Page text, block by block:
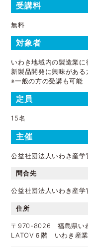
受講料
無料
対象者
いわき地域内の製造業
新製品開発に興味がある
※一般の方の受講も可能
定員
15名
主催
公益社団法人いわき産
問合先
公益社団法人いわき産
住所
〒970-8026 福島県い
LATOV６階 いわき産